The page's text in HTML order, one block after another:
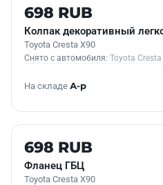
Б/У В НАЛИЧИИ
698 RUB
Колпак декоративный
Toyota Cresta X90
Снято с автомобиля: Toyota Cresta
На складе А-р
Б/У В НАЛИЧИИ
698 RUB
Фланец ГБЦ
Toyota Cresta X90